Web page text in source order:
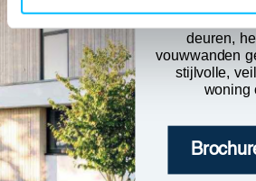
Algemene voorwaarden
Privacy policy
deuren,
vouwwanden
stijlvolle,
woning